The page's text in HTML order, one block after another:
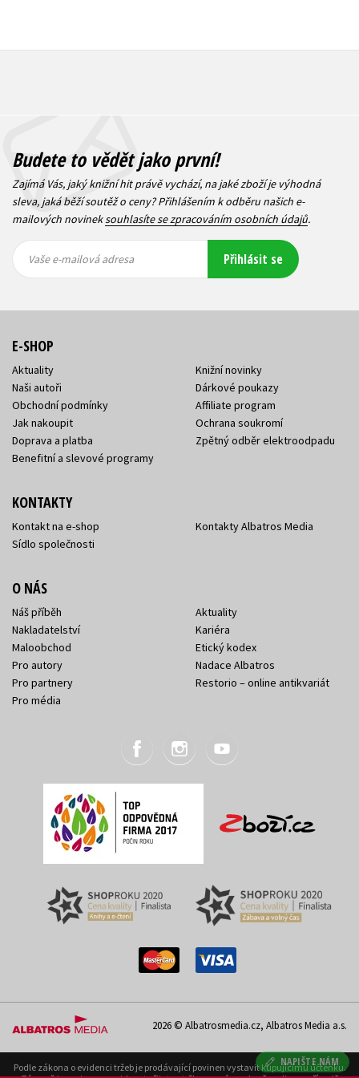
NAPIŠTE NÁM
Budete to vědět jako první!
Zajímá Vás, jaký knižní hit právě vychází, na jaké zboží je výhodná
sleva, jaká běží soutěž o ceny? Přihlášením k odběru našich e-
mailových novineksouhlasíte se zpracováním osobních údajů.
mailová
mailová
Vaše e-mailová adresa Přihlásit se
E-SHOP
Aktuality
Naši autoři
Obchodní podmínky
Jak nakoupit
Doprava a platba
Benefitní a slevové programy
Knižní novinky
Dárkové poukazy
Affiliate program
Ochrana soukromí
Zpětný odběr elektroodpadu
KONTAKTY
Kontakt na e-shop
Sídlo společnosti
Kontakty Albatros Media
O NÁS
Náš příběh
Nakladatelství
Maloobchod
Pro autory
Pro partnery
Pro média
Aktuality
Kariéra
Etický kodex
Nadace Albatros
Restorio – online antikvariát
2026 © Albatrosmedia.cz, Albatros Media a.s.
Podle zákona o evidenci tržeb je prodávající povinen vystavit kupujícímu účtenku.